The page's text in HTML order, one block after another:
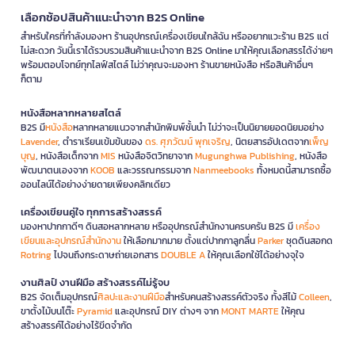
เลือกช้อปสินค้าแนะนำจาก B2S Online
สำหรับใครที่กำลังมองหา ร้านอุปกรณ์เครื่องเขียนใกล้ฉัน หรืออยากแวะร้าน B2S แต่
ไม่สะดวก วันนี้เราได้รวบรวมสินค้าแนะนำจาก B2S Online มาให้คุณเลือกสรรได้ง่ายๆ
พร้อมตอบโจทย์ทุกไลฟ์สไตล์ ไม่ว่าคุณจะมองหา ร้านขายหนังสือ หรือสินค้าอื่นๆ
ก็ตาม
หนังสือหลากหลายสไตล์
B2S มีหนังสือหลากหลายแนวจากสำนักพิมพ์ชั้นนำ ไม่ว่าจะเป็นนิยายยอดนิยมอย่าง
Lavender, ตำราเรียนเข้มข้นของดร. ศุภวัฒน์ พุกเจริญ, นิตยสารอัปเดตจากเพ็ญ
บุญ, หนังสือเด็กจากMIS หนังสือจิตวิทยาจากMugunghwa Publishing, หนังสือ
พัฒนาตนเองจากKOOB และวรรณกรรมจากNanmeebooks ทั้งหมดนี้สามารถซื้อ
ออนไลน์ได้อย่างง่ายดายเพียงคลิกเดียว
เครื่องเขียนคู่ใจ ทุกการสร้างสรรค์
มองหาปากกาดีๆ ดินสอหลากหลาย หรืออุปกรณ์สำนักงานครบครัน B2S มีเครื่อง
เขียนและอุปกรณ์สำนักงานให้เลือกมากมาย ตั้งแต่ปากกาลูกลื่นParkerชุดดินสอกด
Rotringไปจนถึงกระดาษถ่ายเอกสารDOUBLE Aให้คุณเลือกใช้ได้อย่างจุใจ
งานศิลป์ งานฝีมือ สร้างสรรค์ไม่รู้จบ
B2S จัดเต็มอุปกรณ์ศิลปะและงานฝีมือสำหรับคนสร้างสรรค์ตัวจริง ทั้งสีไม้Colleen,
ขาตั้งไม้บนโต๊ะPyramidและอุปกรณ์ DIY ต่างๆ จากMONT MARTEให้คุณ
สร้างสรรค์ได้อย่างไร้ขีดจำกัด